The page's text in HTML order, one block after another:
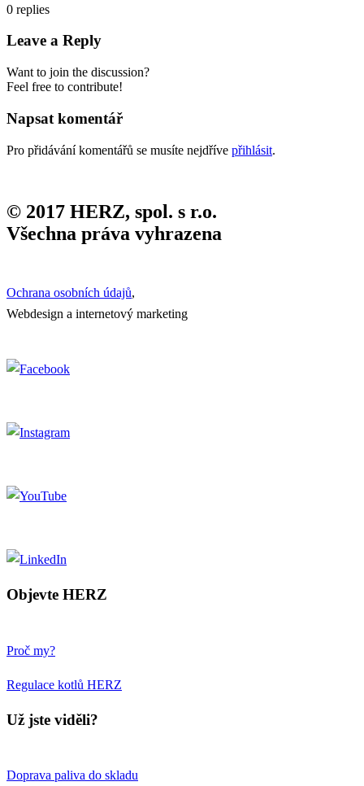
0 replies
Leave a Reply
Want to join the discussion?
Feel free to contribute!
Napsat komentář
Pro přidávání komentářů se musíte nejdříve přihlásit.
© 2017 HERZ, spol. s r.o.
Všechna práva vyhrazena
Ochrana osobních údajů,
Webdesign a internetový marketing
Objevte HERZ
Proč my?
Regulace kotlů HERZ
Už jste viděli?
Doprava paliva do skladu